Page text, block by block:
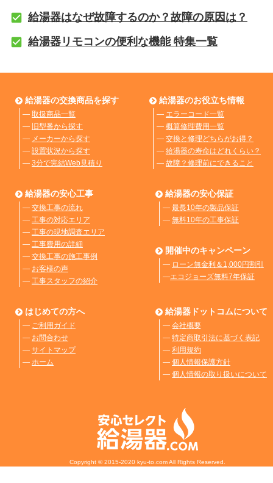
給湯器はなぜ故障するのか？故障の原因は？
給湯器リモコンの便利な機能 特集一覧
給湯器の交換商品を探す
― 取扱商品一覧
― 旧型番から探す
― メーカーから探す
― 設置状況から探す
― 3分で完結Web見積り
給湯器のお役立ち情報
― エラーコード一覧
― 概算修理費用一覧
― 交換と修理どちらがお得？
― 給湯器の寿命はどれくらい？
― 故障？修理前にできること
給湯器の安心工事
― 交換工事の流れ
― 工事の対応エリア
― 工事の現地調査エリア
― 工事費用の詳細
― 交換工事の施工事例
― お客様の声
― 工事スタッフの紹介
給湯器の安心保証
― 最長10年の製品保証
― 無料10年の工事保証
開催中のキャンペーン
― ローン無金利＆1,000円割引
―エコジョーズ無料7年保証
はじめての方へ
― ご利用ガイド
― お問合わせ
― サイトマップ
― ホーム
給湯器ドットコムについて
― 会社概要
― 特定商取引法に基づく表記
― 利用規約
― 個人情報保護方針
― 個人情報の取り扱いについて
Copyright © 2015-2020 kyu-to.com All Rights Reserved.